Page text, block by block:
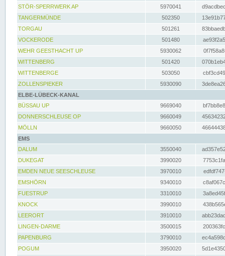
STÖR-SPERRWERK AP 5970041
TANGERMÜNDE
502350
TORGAU
501261
VOCKERODE
501480
WEHR GEESTHACHT UP
5930062
WITTENBERG
501420
WITTENBERGE
503050
ZOLLENSPIEKER
5930090
ELBE-LÜBECK-KANAL
BÜSSAU UP
9669040
DONNERSCHLEUSE OP
9660049
MÖLLN
9660050
EMS
DALUM
3550040
DUKEGAT
3990020
EMDEN NEUE SEESCHLEUSE
3970010
EMSHÖRN
9340010
FUESTRUP
3310010
KNOCK
3990010
LEERORT
3910010
LINGEN-DARME
3500015
PAPENBURG
3790010
POGUM
3950020